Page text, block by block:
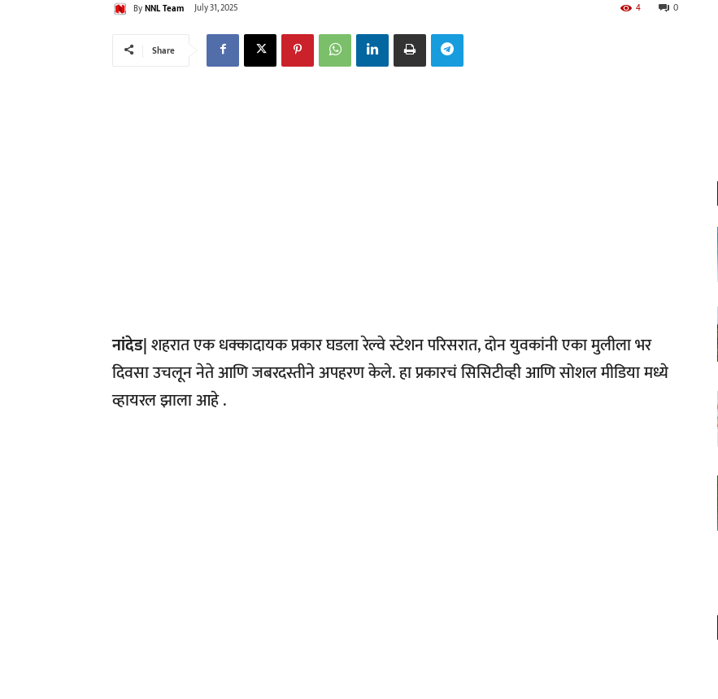
ByNNL Team July 31, 2025 0
4
Share
नांदेड|शहरात एक धक्कादायक प्रकार घडला रेल्वे स्टेशन परिसरात, दोन युवकांनी एका मुलीला भर
दिवसा उचलून नेते आणि जबरदस्तीने अपहरण केले. हा प्रकारचं सिसिटीव्ही आणि सोशल मीडिया मध्ये
व्हायरल झाला आहे .